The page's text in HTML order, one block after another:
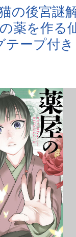
の後宮謎
薬を作る
ープ付き